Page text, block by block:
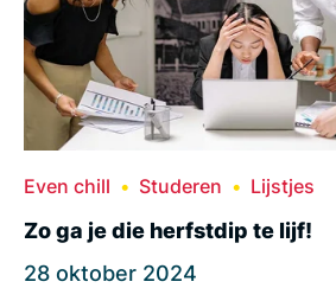
Even chill Studeren Lijstjes
Zo ga je die herfstdip te lijf!
28 oktober 2024